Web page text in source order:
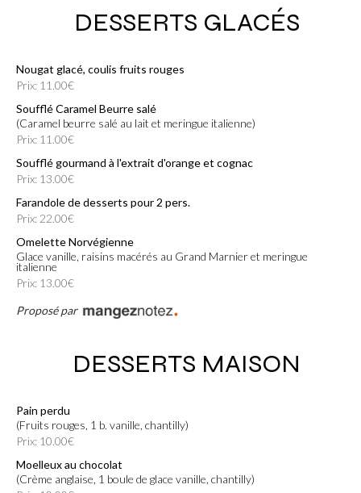
DESSERTS GLACÉS
Nougat glacé, coulis fruits rouges
Prix: 11.00€
Soufflé Caramel Beurre salé
(caramel beurre salé au lait et meringue italienne)
Prix: 11.00€
Soufflé gourmand à l'extrait d'orange et cognac
Prix: 13.00€
Farandole de desserts pour 2 pers.
Prix: 22.00€
Omelette Norvégienne
Glace vanille, raisins macérés au Grand Marnier et meringue
italienne
Prix: 13.00€
Proposé par
DESSERTS MAISON
Pain perdu
(fruits rouges, 1 b. vanille, chantilly)
Prix: 10.00€
Moelleux au chocolat
(Crème anglaise, 1 boule de glace vanille, chantilly)